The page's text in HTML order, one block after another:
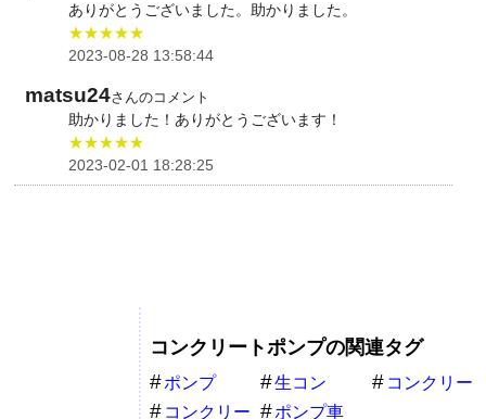
ありがとうございました。助かりました。
★★★★★
2023-08-28 13:58:44
matsu24さんのコメント
助かりました！ありがとうございます！
★★★★★
2023-02-01 18:28:25
コンクリートポンプの関連タグ
ポンプ 生コン
コンクリー
コンクリー ポンプ車